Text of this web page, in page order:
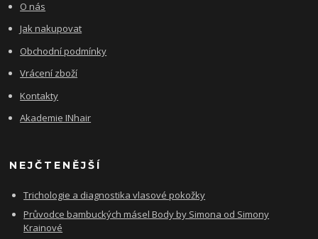
O nás
Jak nakupovat
Obchodní podmínky
Vrácení zboží
Kontakty
Akademie INhair
NEJČTENĚJŠÍ
Trichologie a diagnostika vlasové pokožky
Průvodce bambuckých másel Body by Simona od Simony
Krainové